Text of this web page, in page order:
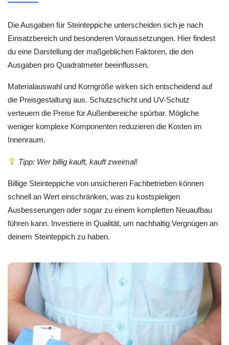
Die Ausgaben für Steinteppiche unterscheiden sich je nach
Einsatzbereich und besonderen Voraussetzungen. Hier findest
du eine Darstellung der maßgeblichen Faktoren, die den
Ausgaben pro Quadratmeter beeinflussen.
Materialauswahl und Korngröße wirken sich entscheidend auf
die Preisgestaltung aus. Schutzschicht und UV-Schutz
verteuern die Preise für Außenbereiche spürbar. Mögliche
weniger komplexe Komponenten reduzieren die Kosten im
Innenraum.
Tipp: Wer billig kauft, kauft zweimal!
Billige Steinteppiche von unsicheren Fachbetrieben können
schnell an Wert einschränken, was zu kostspieligen
Ausbesserungen oder sogar zu einem kompletten Neuaufbau
führen kann. Investiere in Qualität, um nachhaltig Vergnügen an
deinem Steinteppich zu haben.